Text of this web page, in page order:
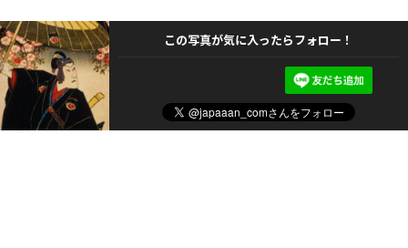
この写真が気に入ったらフォロー！